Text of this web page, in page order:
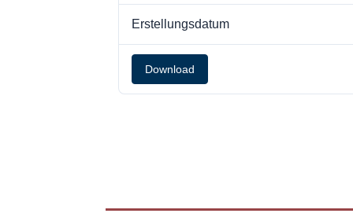
Erstellungsdatum
Download